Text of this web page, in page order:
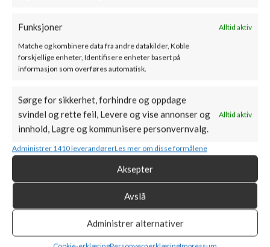
Funksjoner Alltid aktiv
Matche og kombinere data fra andre datakilder, Koble
forskjellige enheter, Identifisere enheter basert på
informasjon som overføres automatisk.
Sørge for sikkerhet, forhindre og oppdage
svindel og rette feil, Levere og vise annonser og
innhold, Lagre og kommunisere personvernvalg.
Alltid aktiv
Administrer 1410 leverandørerLes mer om disse formålene
Aksepter
Avslå
Administrer alternativer
Et slikt system girsvært presis kontroll over
forbrenningsprosessen
ØKOLOGISK FORBRENNING
Enheten oppfyller kravene iEcodesign-direktivet
SIKKERHET PÅ HØYESTE NIVÅ
Fronten på innsatsen er utstyrt med
Glasset har sertifikat for kvalitet og sikkerhet.